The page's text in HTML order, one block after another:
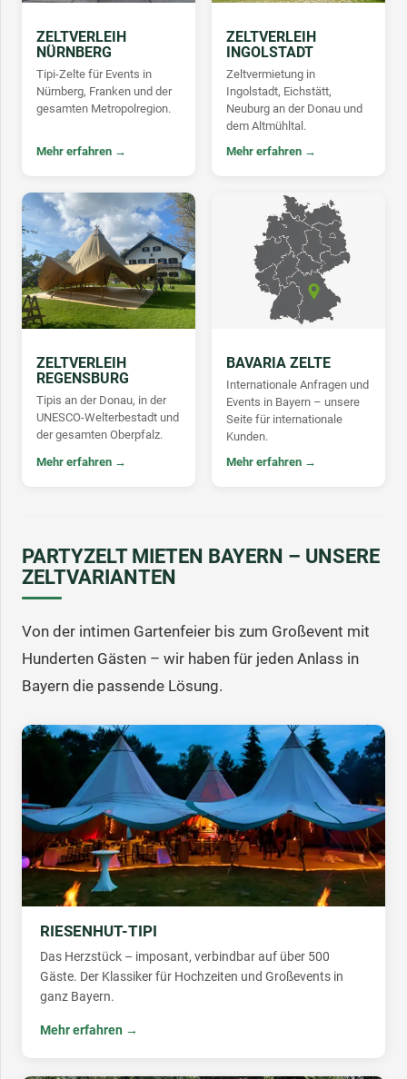
ZELTVERLEIH
NÜRNBERG
Tipi-Zelte für Events in
Nürnberg, Franken und der
gesamten Metropolregion.
Mehr erfahren →
ZELTVERLEIH
INGOLSTADT
Zeltvermietung in
Ingolstadt, Eichstätt,
Neuburg an der Donau und
dem Altmühltal.
Mehr erfahren →
ZELTVERLEIH
REGENSBURG
Tipis an der Donau, in der
UNESCO-Welterbestadt und
der gesamten Oberpfalz.
Mehr erfahren →
BAVARIA ZELTE
Internationale Anfragen und
Events in Bayern – unsere
Seite für internationale
Kunden.
Mehr erfahren →
PARTYZELT MIETEN BAYERN – UNSERE
ZELTVARIANTEN
Von der intimen Gartenfeier bis zum Großevent mit
Hunderten Gästen – wir haben für jeden Anlass in
Bayern die passende Lösung.
RIESENHUT-TIPI
Das Herzstück – imposant, verbindbar auf über 500
Gäste. Der Klassiker für Hochzeiten und Großevents in
ganz Bayern.
Mehr erfahren →